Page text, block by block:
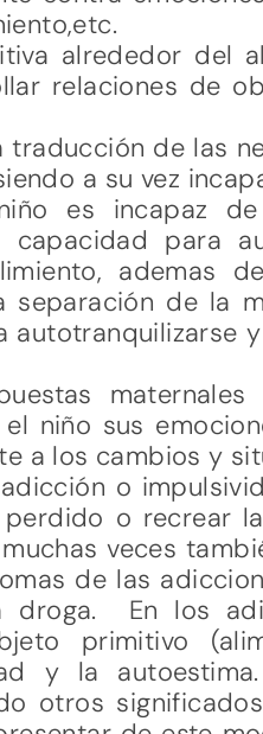
alrededor del
relaciones de
de las
a su vez
es incapaz
para
ademas
de la
niño sus
a los cambios y
o
o recrear
veces
de las
droga. En los
primitivo
y la
otros